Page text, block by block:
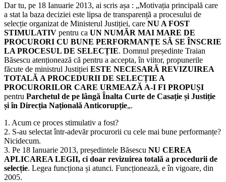
Dar tu, pe 18 Ianuarie 2013, ai scris așa : „Motivația principală care
a stat la baza deciziei este lipsa de transparență a procesului de
selecție organizat de Ministerul Justiției, care NU A FOST
STIMULATIV pentru ca UN NUMĂR MAI MARE DE
PROCURORI CU BUNE PERFORMANȚE SĂ SE ÎNSCRIE
LA PROCESUL DE SELECȚIE. Domnul președinte Traian
Băsescu atenționează că pentru a accepta, în viitor, propunerile
făcute de ministrul Justiției ESTE NECESARĂ REVIZUIREA
TOTALĂ A PROCEDURII DE SELECȚIE A
PROCURORILOR CARE URMEAZĂ A-I FI PROPUȘI
pentru Parchetul de pe lângă Înalta Curte de Casație și Justiție
și în Direcția Națională Anticorupție„.
1. Acum ce proces stimulativ a fost?
2. S-au selectat într-adevăr procurorii cu cele mai bune performanțe?
Nicidecum.
3. Pe 18 Ianuarie 2013, președintele Băsescu NU CEREA
APLICAREA LEGII, ci doar revizuirea totală a procedurii de
selecție. Legea funcționa și atunci. Funcționează, e în vigoare, din
2005.